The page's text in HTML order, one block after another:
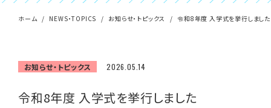
ホーム NEWS・TOPICS お知らせ・トピックス 令和8年度 入学式を挙行しました
お知らせ・トピックス 2026.05.14
令和8年度 入学式を挙行しました